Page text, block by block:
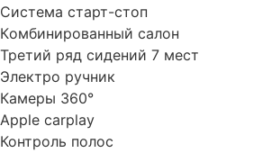
Система старт-стоп
Кoмбинирoванный салон
Третий ряд сидений 7 мест
Электро ручник
Камеры 360°
Apple carplay
Контроль полос